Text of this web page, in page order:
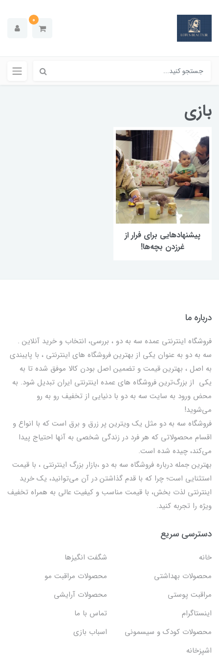
0
بازی
پیشنهادهایی برای فرار از
غر‌زدن بچه‌ها!
درباره ما
فروشگاه اینترنتی عمده سه به دو ، بررسی، انتخاب و خرید آنلاین .
سه به دو به عنوان یکی از بهترين فروشگاه های اینترنتی ، با پایبندی
به اصل ، بهترين قيمت و تضمین اصل‌ بودن کالا موفق شده تا به
يكي از بزرگ‌ترين فروشگاه هاي عمده اینترنتی ایران تبدیل شود. به
محض ورود به سایت سه به دو با دنیایی از تخفيف رو به رو
می‌شوید!
فروشگاه سه به دو مثل یک ویترین پر زرق و برق است که با انواع و
اقسام محصولاتی که هر فرد در زندگی شخصی به آنها احتیاج پیدا
می‌کند، چیده شده است.
بهترين جمله درباره فروشگاه سه به دو ،بازار بزرگ اینترنتی ، با قيمت
استثنايي است؛ چرا که با قدم گذاشتن در آن می‌توانید، یک خرید
اینترنتی لذت بخش، با قیمت مناسب و کیفیت عالی به همراه تخفیف
ویژه را تجربه کنید.
دسترسی سریع
خانه
شگفت انگيزها
محصولات بهداشتي
محصولات مراقبت مو
مراقبت پوستی
محصولات آرایشی
اینستاگرام
تماس با ما
محصولات کودک و سیسمونی
اسباب بازی
اشپزخانه